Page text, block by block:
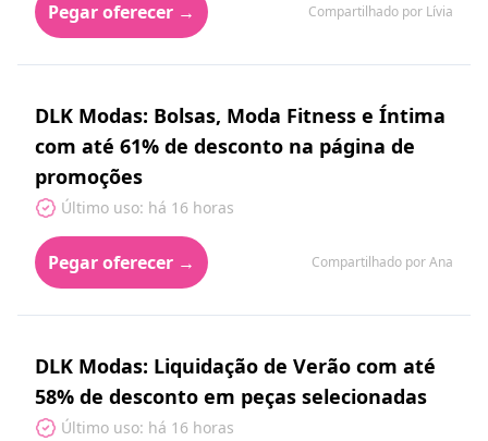
Pegar oferecer → Compartilhado por Lívia
DLK Modas: Bolsas, Moda Fitness e Íntima
com até 61% de desconto na página de
promoções
Último uso: há 16 horas
Pegar oferecer → Compartilhado por Ana
DLK Modas: Liquidação de Verão com até
58% de desconto em peças selecionadas
Último uso: há 16 horas